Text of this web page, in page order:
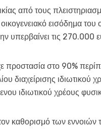
από τους
εισόδημα
υπερβαίνει τις 270.000
προστασία στο 90%
διαχείρισης ιδιωτικού
ιδιωτικού χρέους
καθορισμό των εννοιών